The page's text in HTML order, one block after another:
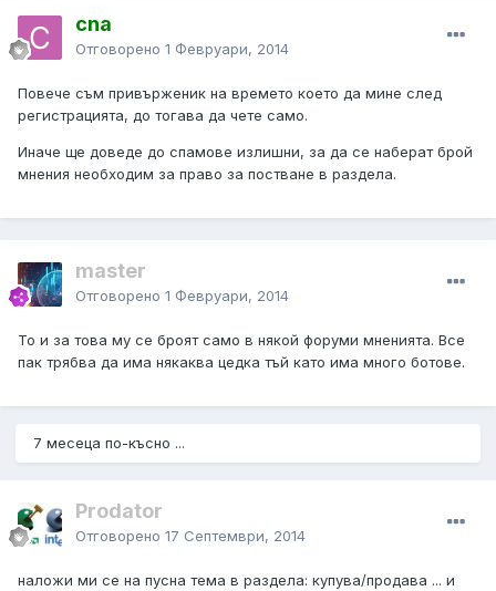
cna
Отговорено 1 Февруари, 2014
Повече съм привърженик на времето което да мине след
регистрацията, до тогава да чете само.
Иначе ще доведе до спамове излишни, за да се наберат брой
мнения необходим за право за постване в раздела.
master
Отговорено 1 Февруари, 2014
To и за това му се броят само в някой форуми мненията. Все
пак трябва да има някаква цедка тъй като има много ботове.
7 месеца по-късно ...
Prodator
Отговорено 17 Септември, 2014
наложи ми се на пусна тема в раздела: купува/продава ... и